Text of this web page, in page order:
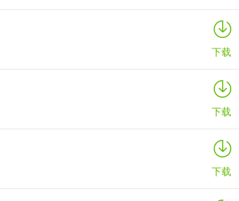
下载
下载
下载